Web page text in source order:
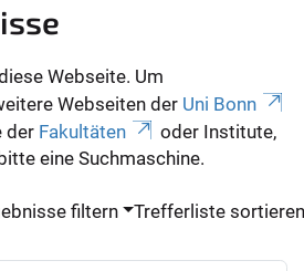
Webseite. Um
Webseiten der Uni Bonn
der Fakultäten
oder Institute,
eine Suchmaschine.
filtern Trefferliste